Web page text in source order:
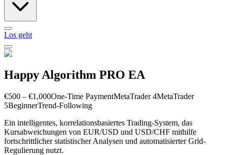
Los geht
Happy Algorithm PRO EA
€500 – €1,000One-Time PaymentMetaTrader 4MetaTrader
5BeginnerTrend-Following
Ein intelligentes, korrelationsbasiertes Trading-System, das
Kursabweichungen von EUR/USD und USD/CHF mithilfe
fortschrittlicher statistischer Analysen und automatisierter Grid-
Regulierung nutzt.